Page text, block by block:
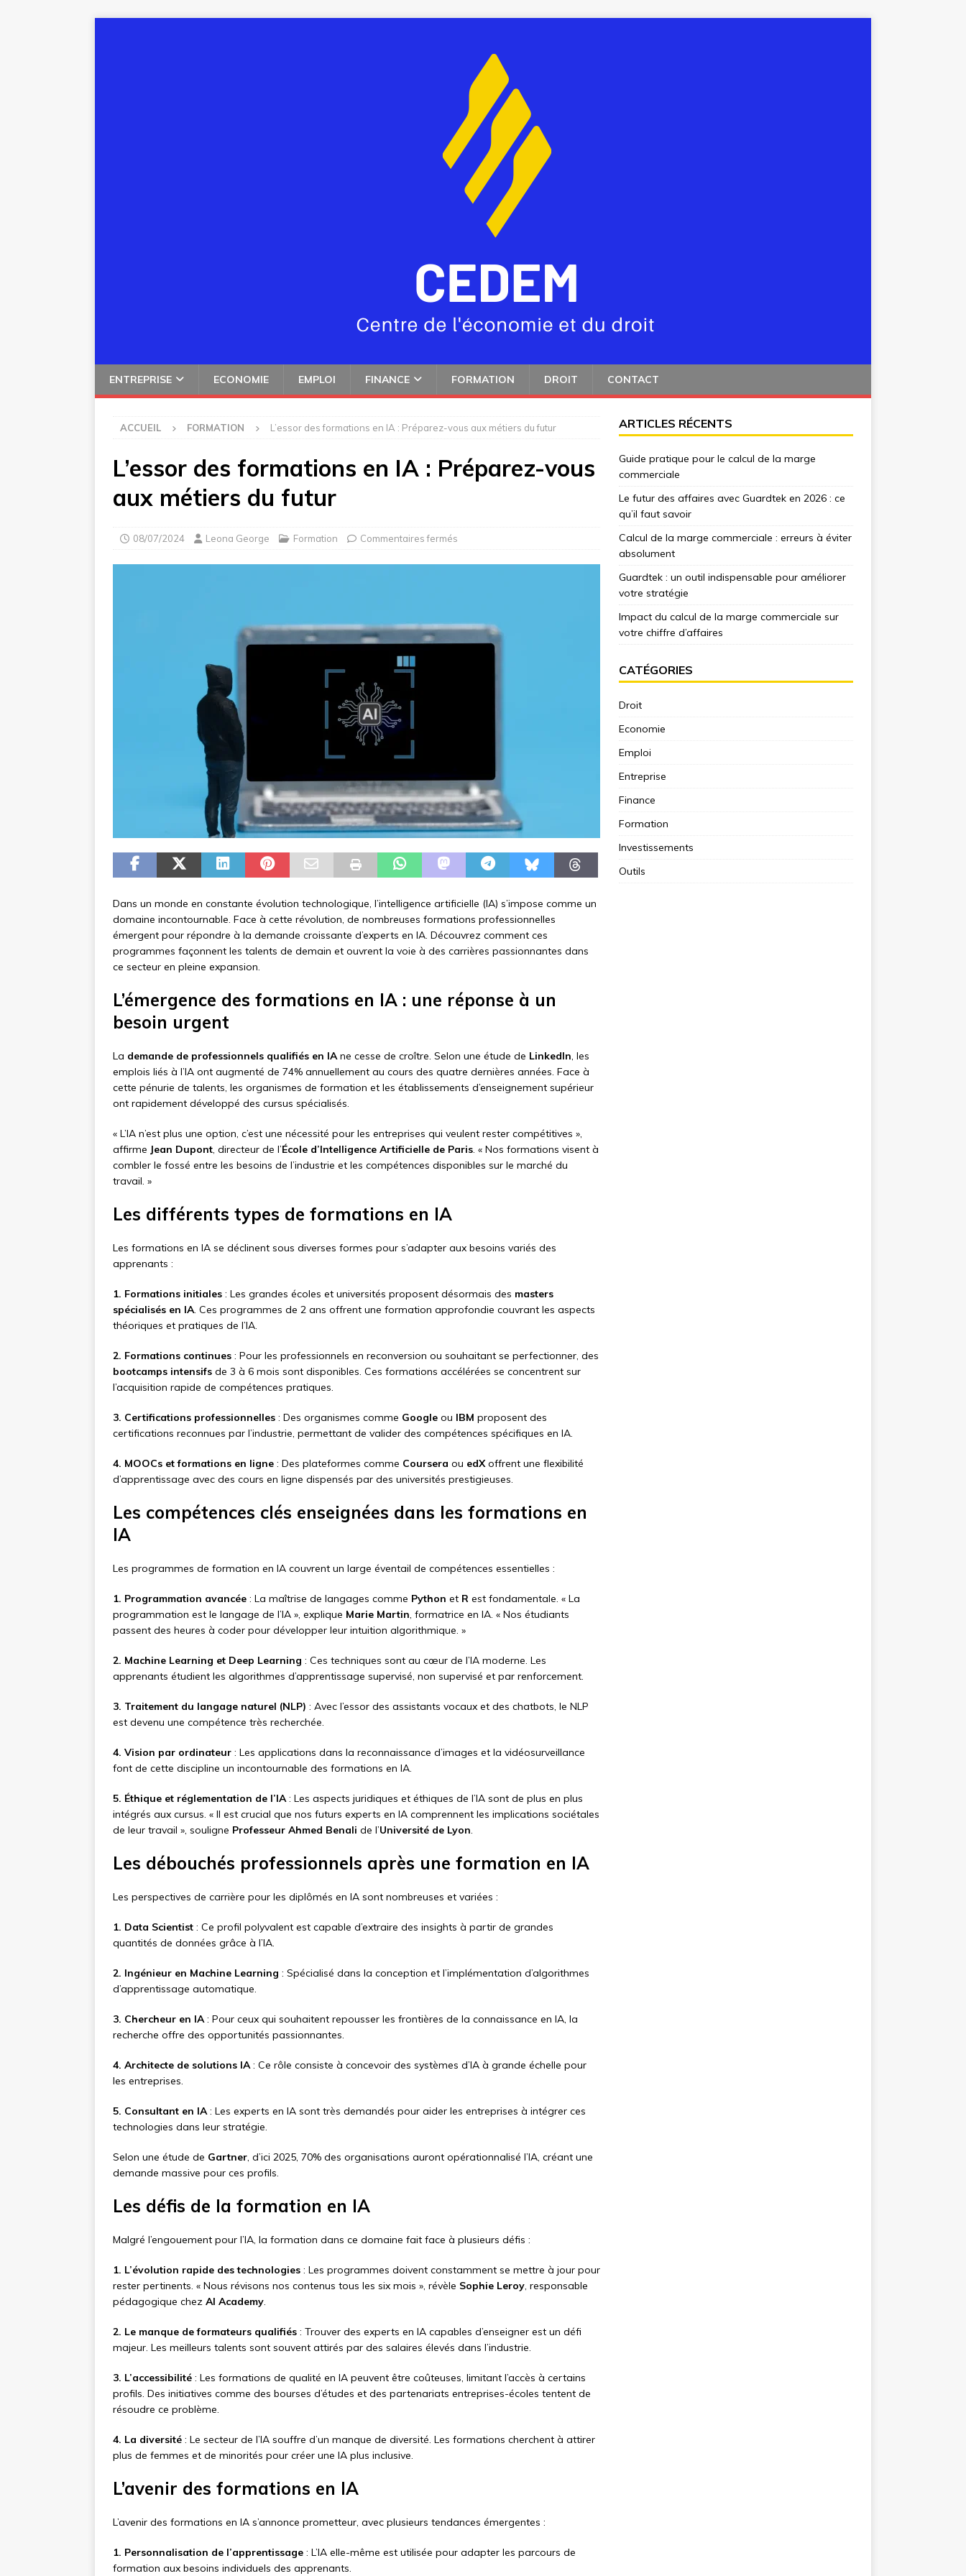
ENTREPRISE ECONOMIE EMPLOI FINANCE FORMATION DROIT CONTACT
ACCUEIL FORMATION L’essor des formations en IA : Préparez-vous aux métiers du futur
L’essor des formations en IA : Préparez-vous
aux métiers du futur
08/07/2024 Leona George Formation Commentaires fermés
Dans un monde en constante évolution technologique, l’intelligence artificielle (IA) s’impose comme un
domaine incontournable. Face à cette révolution, de nombreuses formations professionnelles
émergent pour répondre à la demande croissante d’experts en IA. Découvrez comment ces
programmes façonnent les talents de demain et ouvrent la voie à des carrières passionnantes dans
ce secteur en pleine expansion.
L’émergence des formations en IA : une réponse à un
besoin urgent
La demande de professionnels qualifiés en IAne cesse de croître. Selon une étude de LinkedIn, les
emplois liés à l’IA ont augmenté de 74% annuellement au cours des quatre dernières années. Face à
cette pénurie de talents, les organismes de formation et les établissements d’enseignement supérieur
ont rapidement développé des cursus spécialisés.
« L’IA n’est plus une option, c’est une nécessité pour les entreprises qui veulent rester compétitives »,
affirme Jean Dupont, directeur de l’École d’Intelligence Artificielle de Paris. « Nos formations visent à
combler le fossé entre les besoins de l’industrie et les compétences disponibles sur le marché du
travail. »
Les différents types de formations en IA
Les formations en IA se déclinent sous diverses formes pour s’adapter aux besoins variés des
apprenants :
1. Formations initiales : Les grandes écoles et universités proposent désormais des masters
spécialisés en IA. Ces programmes de 2 ans offrent une formation approfondie couvrant les aspects
théoriques et pratiques de l’IA.
2. Formations continues : Pour les professionnels en reconversion ou souhaitant se perfectionner, des
bootcamps intensifs de 3 à 6 mois sont disponibles. Ces formations accélérées se concentrent sur
l’acquisition rapide de compétences pratiques.
3. Certifications professionnelles : Des organismes comme Google ou IBM proposent des
certifications reconnues par l’industrie, permettant de valider des compétences spécifiques en IA.
4. MOOCs et formations en ligne : Des plateformes comme Coursera ou edXoffrent une flexibilité
d’apprentissage avec des cours en ligne dispensés par des universités prestigieuses.
Les compétences clés enseignées dans les formations en
IA
Les programmes de formation en IA couvrent un large éventail de compétences essentielles :
1. Programmation avancée : La maîtrise de langages comme Python et R est fondamentale. « La
programmation est le langage de l’IA », explique Marie Martin, formatrice en IA. « Nos étudiants
passent des heures à coder pour développer leur intuition algorithmique. »
2. Machine Learning et Deep Learning : Ces techniques sont au cœur de l’IA moderne. Les
apprenants étudient les algorithmes d’apprentissage supervisé, non supervisé et par renforcement.
3. Traitement du langage naturel (NLP) : Avec l’essor des assistants vocaux et des chatbots, le NLP
est devenu une compétence très recherchée.
4. Vision par ordinateur : Les applications dans la reconnaissance d’images et la vidéosurveillance
font de cette discipline un incontournable des formations en IA.
5. Éthique et réglementation de l’IA: Les aspects juridiques et éthiques de l’IA sont de plus en plus
intégrés aux cursus. « Il est crucial que nos futurs experts en IA comprennent les implications sociétales
de leur travail », souligne Professeur Ahmed Benali de l’Université de Lyon.
Les débouchés professionnels après une formation en IA
Les perspectives de carrière pour les diplômés en IA sont nombreuses et variées :
1. Data Scientist : Ce profil polyvalent est capable d’extraire des insights à partir de grandes
quantités de données grâce à l’IA.
2. Ingénieur en Machine Learning : Spécialisé dans la conception et l’implémentation d’algorithmes
d’apprentissage automatique.
3. Chercheur en IA: Pour ceux qui souhaitent repousser les frontières de la connaissance en IA, la
recherche offre des opportunités passionnantes.
4. Architecte de solutions IA: Ce rôle consiste à concevoir des systèmes d’IA à grande échelle pour
les entreprises.
5. Consultant en IA: Les experts en IA sont très demandés pour aider les entreprises à intégrer ces
technologies dans leur stratégie.
Selon une étude de Gartner, d’ici 2025, 70% des organisations auront opérationnalisé l’IA, créant une
demande massive pour ces profils.
Les défis de la formation en IA
Malgré l’engouement pour l’IA, la formation dans ce domaine fait face à plusieurs défis :
1. L’évolution rapide des technologies : Les programmes doivent constamment se mettre à jour pour
rester pertinents. « Nous révisons nos contenus tous les six mois », révèle Sophie Leroy, responsable
pédagogique chez AI Academy.
2. Le manque de formateurs qualifiés : Trouver des experts en IA capables d’enseigner est un défi
majeur. Les meilleurs talents sont souvent attirés par des salaires élevés dans l’industrie.
3. L’accessibilité : Les formations de qualité en IA peuvent être coûteuses, limitant l’accès à certains
profils. Des initiatives comme des bourses d’études et des partenariats entreprises-écoles tentent de
résoudre ce problème.
4. La diversité : Le secteur de l’IA souffre d’un manque de diversité. Les formations cherchent à attirer
plus de femmes et de minorités pour créer une IA plus inclusive.
L’avenir des formations en IA
L’avenir des formations en IA s’annonce prometteur, avec plusieurs tendances émergentes :
1. Personnalisation de l’apprentissage : L’IA elle-même est utilisée pour adapter les parcours de
formation aux besoins individuels des apprenants.
ARTICLES RÉCENTS
Guide pratique pour le calcul de la marge
commerciale
Le futur des affaires avec Guardtek en 2026 : ce
qu’il faut savoir
Calcul de la marge commerciale : erreurs à éviter
absolument
Guardtek : un outil indispensable pour améliorer
votre stratégie
Impact du calcul de la marge commerciale sur
votre chiffre d’affaires
CATÉGORIES
Droit
Economie
Emploi
Entreprise
Finance
Formation
Investissements
Outils